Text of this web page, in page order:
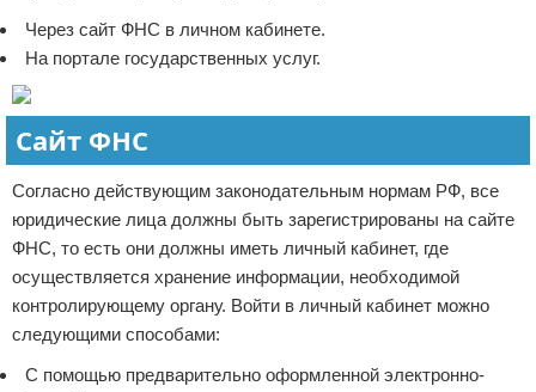
Через сайт ФНС в личном кабинете.
На портале государственных услуг.
Сайт ФНС
Согласно действующим законодательным нормам РФ, все
юридические лица должны быть зарегистрированы на сайте
ФНС, то есть они должны иметь личный кабинет, где
осуществляется хранение информации, необходимой
контролирующему органу. Войти в личный кабинет можно
следующими способами:
С помощью предварительно оформленной электронно-